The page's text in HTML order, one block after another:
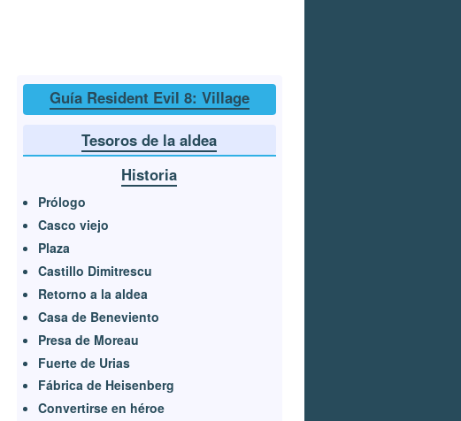
Guía Resident Evil 8: Village
Tesoros de la aldea
Historia
Prólogo
Casco viejo
Plaza
Castillo Dimitrescu
Retorno a la aldea
Casa de Beneviento
Presa de Moreau
Fuerte de Urias
Fábrica de Heisenberg
Convertirse en héroe